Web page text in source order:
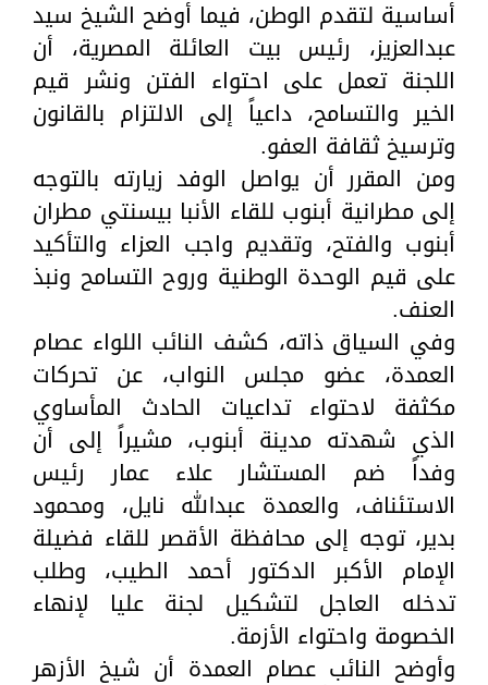
أساسية لتقدم الوطن، فيما أوضح الشيخ سيد
عبدالعزيز، رئيس بيت العائلة المصرية، أن
اللجنة تعمل على احتواء الفتن ونشر قيم
الخير والتسامح، داعياً إلى الالتزام بالقانون
وترسيخ ثقافة العفو.
ومن المقرر أن يواصل الوفد زيارته بالتوجه
إلى مطرانية أبنوب للقاء الأنبا بيسنتي مطران
أبنوب والفتح، وتقديم واجب العزاء والتأكيد
على قيم الوحدة الوطنية وروح التسامح ونبذ
العنف.
وفي السياق ذاته، كشف النائب اللواء عصام
العمدة، عضو مجلس النواب، عن تحركات
مكثفة لاحتواء تداعيات الحادث المأساوي
الذي شهدته مدينة أبنوب، مشيراً إلى أن
وفداً ضم المستشار علاء عمار رئيس
الاستئناف، والعمدة عبدالله نايل، ومحمود
بدير، توجه إلى محافظة الأقصر للقاء فضيلة
الإمام الأكبر الدكتور أحمد الطيب، وطلب
تدخله العاجل لتشكيل لجنة عليا لإنهاء
الخصومة واحتواء الأزمة.
وأوضح النائب عصام العمدة أن شيخ الأزهر